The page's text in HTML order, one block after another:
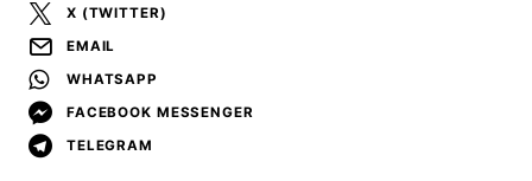
X (TWITTER)
EMAIL
WHATSAPP
FACEBOOK MESSENGER
TELEGRAM